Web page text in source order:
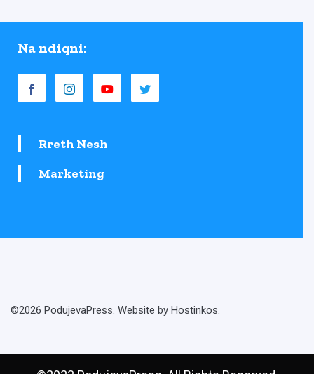
Na ndiqni:
Rreth Nesh
Marketing
©2026 PodujevaPress. Website by Hostinkos.